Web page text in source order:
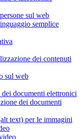
sul web
semplice
dei contenuti
sul web
documenti elettronici
dei documenti
text) per le immagini